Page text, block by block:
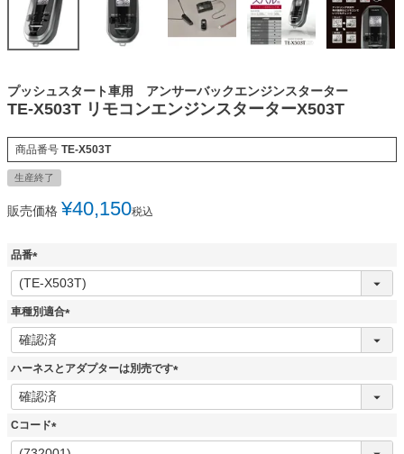
プッシュスタート車用 アンサーバックエンジンスターター
TE-X503T リモコンエンジンスターターX503T
商品番号 TE-X503T
生産終了
販売価格 ¥40,150税込
品番
(
必
須
車種別適合
(
須
ハーネスとアダプターは別売です
(
Cコード
(